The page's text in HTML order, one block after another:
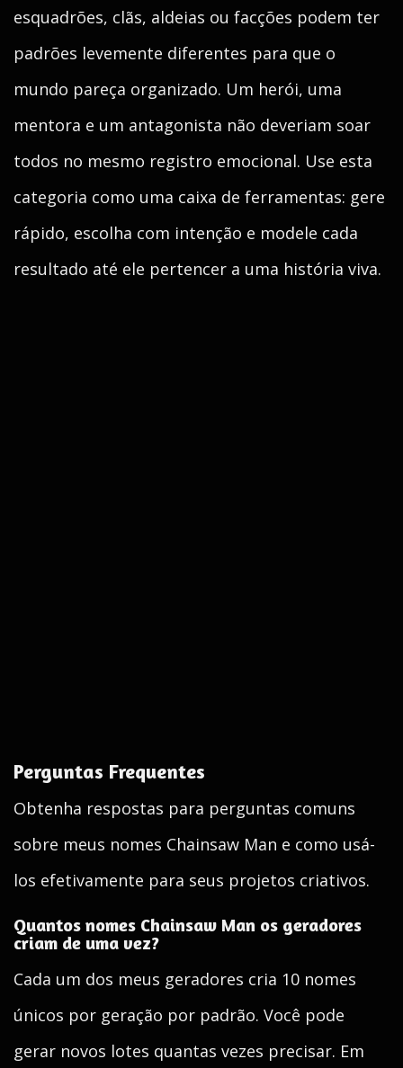
esquadrões, clãs, aldeias ou facções podem ter
padrões levemente diferentes para que o
mundo pareça organizado. Um herói, uma
mentora e um antagonista não deveriam soar
todos no mesmo registro emocional. Use esta
categoria como uma caixa de ferramentas: gere
rápido, escolha com intenção e modele cada
resultado até ele pertencer a uma história viva.
Perguntas Frequentes
Obtenha respostas para perguntas comuns
sobre meus nomes Chainsaw Man e como usá-
los efetivamente para seus projetos criativos.
Quantos nomes Chainsaw Man os geradores
criam de uma vez?
Cada um dos meus geradores cria 10 nomes
únicos por geração por padrão. Você pode
gerar novos lotes quantas vezes precisar. Em